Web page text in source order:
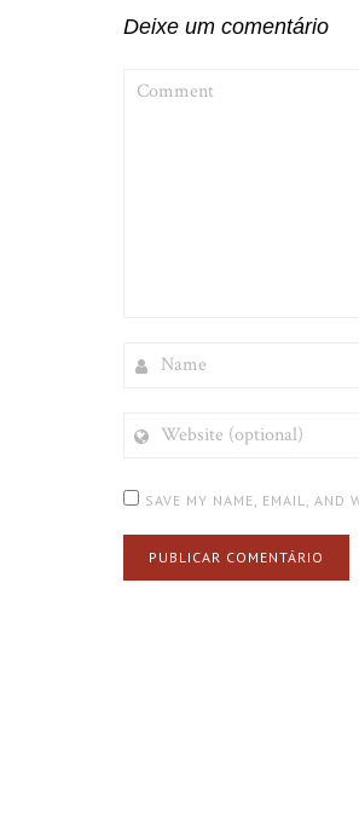
Deixe um comentário
(OPTIONAL)
SAVE MY NAME, EMAIL, AND